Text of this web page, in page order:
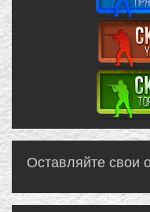
Оставляйте свои